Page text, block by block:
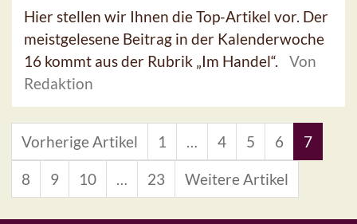
Hier stellen wir Ihnen die Top-Artikel vor. Der
meistgelesene Beitrag in der Kalenderwoche
16 kommt aus der Rubrik „Im Handel“.
Von
Redaktion
Vorherige Artikel 1 … 4 5 6 7
8 9 10 … 23 Weitere Artikel